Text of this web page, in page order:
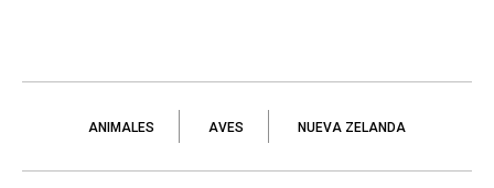
ANIMALES AVES NUEVA ZELANDA